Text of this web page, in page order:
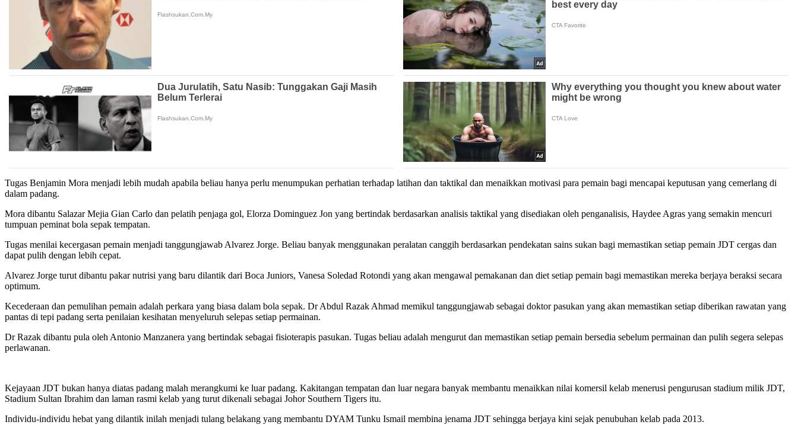
Tugas Benjamin Mora menjadi lebih mudah apabila beliau hanya perlu menumpukan perhatian terhadap latihan dan taktikal dan menaikkan motivasi para pemain bagi mencapai keputusan yang cemerlang di
dalam padang.
Mora dibantu Salazar Mejia Gian Carlo dan pelatih penjaga gol, Elorza Dominguez Jon yang bertindak berdasarkan analisis taktikal yang disediakan oleh penganalisis, Haydee Agras yang semakin mencuri
tumpuan peminat bola sepak tempatan.
Tugas menilai kecergasan pemain menjadi tanggungjawab Alvarez Jorge. Beliau banyak menggunakan peralatan canggih berdasarkan pendekatan sains sukan bagi memastikan setiap pemain JDT cergas dan
dapat pulih dengan lebih cepat.
Alvarez Jorge turut dibantu pakar nutrisi yang baru dilantik dari Boca Juniors, Vanesa Soledad Rotondi yang akan mengawal pemakanan dan diet setiap pemain bagi memastikan mereka berjaya beraksi secara
optimum.
Kecederaan dan pemulihan pemain adalah perkara yang biasa dalam bola sepak. Dr Abdul Razak Ahmad memikul tanggungjawab sebagai doktor pasukan yang akan memastikan setiap diberikan rawatan yang
pantas di tepi padang serta penilaian kesihatan menyeluruh selepas setiap permainan.
Dr Razak dibantu pula oleh Antonio Manzanera yang bertindak sebagai fisioterapis pasukan. Tugas beliau adalah mengurut dan memastikan setiap pemain bersedia sebelum permainan dan pulih segera selepas
perlawanan.
Kejayaan JDT bukan hanya diatas padang malah merangkumi ke luar padang. Kakitangan tempatan dan luar negara banyak membantu menaikkan nilai komersil kelab menerusi pengurusan stadium milik JDT,
Stadium Sultan Ibrahim dan laman rasmi kelab yang turut dikenali sebagai Johor Southern Tigers itu.
Individu-individu hebat yang dilantik inilah menjadi tulang belakang yang membantu DYAM Tunku Ismail membina jenama JDT sehingga berjaya kini sejak penubuhan kelab pada 2013.